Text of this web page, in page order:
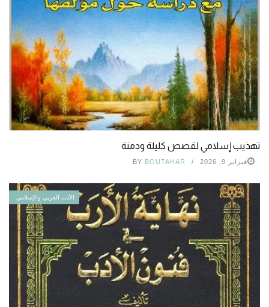
تهذيب إسلامي لقصص كليلة ودمنة
فبراير 9, 2026 BY BOUTAHAR
الأدب العربي والإسلامي